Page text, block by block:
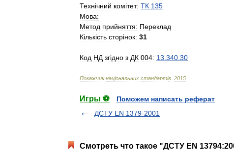
Технічний комітет: ТК 135
Мова:
Метод прийняття: Переклад
Кількість сторінок: 31
—————
Код НД згідно з ДК 004: 13 340 30
Покажчик національних стандартів 2015
Игры ⚽
Поможем написать реферат
ДСТУ EN 1379-2001
Смотреть что такое "ДСТУ EN